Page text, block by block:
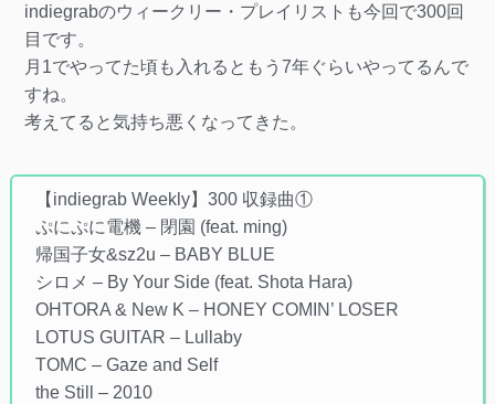
indiegrabのウィークリー・プレイリストも今回で300回
目です。
月1でやってた頃も入れるともう7年ぐらいやってるんで
すね。
考えてると気持ち悪くなってきた。
【indiegrab Weekly】300 収録曲①
ぷにぷに電機 – 閉園 (feat. ming)
帰国子女&sz2u – BABY BLUE
シロメ – By Your Side (feat. Shota Hara)
OHTORA & New K – HONEY COMIN’ LOSER
LOTUS GUITAR – Lullaby
TOMC – Gaze and Self
the Still – 2010